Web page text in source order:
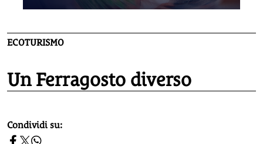
ECOTURISMO
Un Ferragosto diverso
homepage h2
Condividi su: